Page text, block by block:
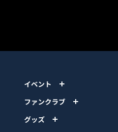
イベント
ファンクラブ
グッズ